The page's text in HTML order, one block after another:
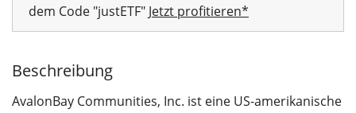
dem Code "justETF" Jetzt profitieren*
Beschreibung
AvalonBay Communities, Inc. ist eine US-amerikanische